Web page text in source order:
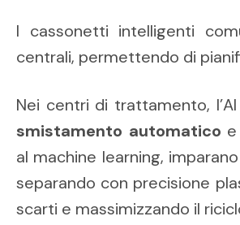
I cassonetti intelligenti
centrali, permettendo di
Nei centri di trattamento,
smistamento automatico
al machine learning,
separando con precisione
scarti e massimizzando il